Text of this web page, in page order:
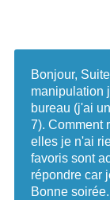
Bonjour,
manipulation
bureau (j'ai
7). Comment
elles je n'ai
favoris sont
répondre car
Bonne